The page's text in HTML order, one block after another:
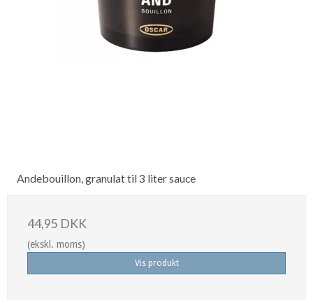
Andebouillon, granulat til 3 liter sauce
44,95 DKK
(ekskl. moms)
Vis produkt